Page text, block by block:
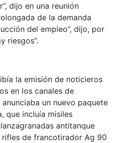
dijo en una reunión
de la demanda
del empleo”, dijo, por
riesgos”.
la emisión de noticieros
en los canales de
un nuevo paquete
que incluía misiles
antitanque
de francotirador Ag 90